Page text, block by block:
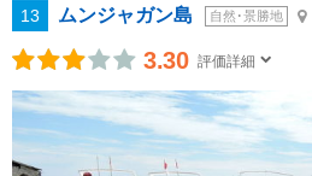
13 ムンジャガン島 自然･景勝地
3.30 評価詳細